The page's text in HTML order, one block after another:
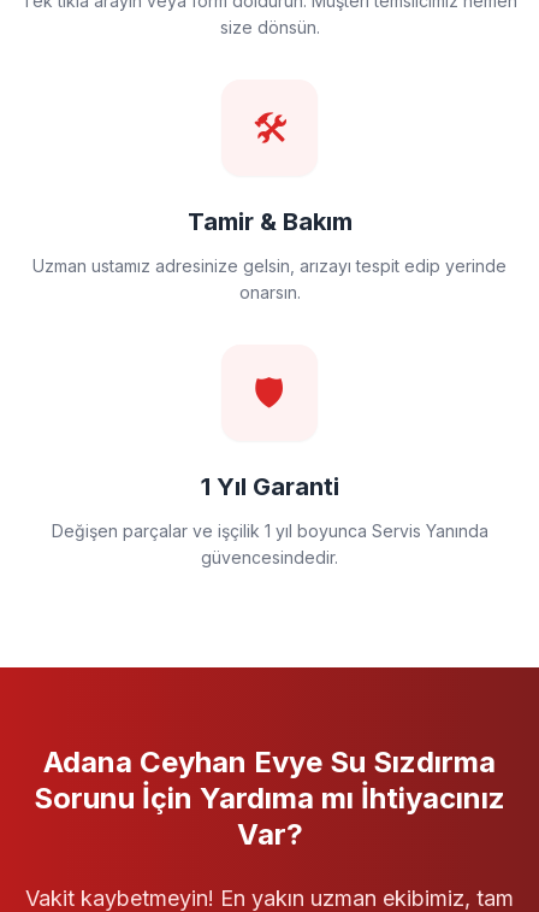
size dönsün.
🛠️
Tamir & Bakım
Uzman ustamız adresinize gelsin, arızayı tespit edip yerinde
onarsın.
🛡️
1 Yıl Garanti
Değişen parçalar ve işçilik 1 yıl boyunca Servis Yanında
güvencesindedir.
Adana Ceyhan Evye Su Sızdırma
Sorunu İçin Yardıma mı İhtiyacınız
Var?
Vakit kaybetmeyin! En yakın uzman ekibimiz, tam